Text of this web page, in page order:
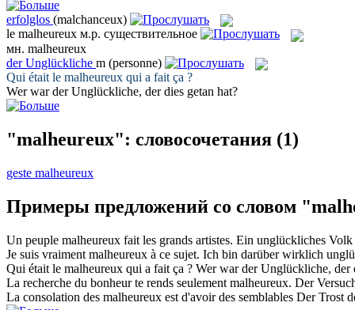
erfolglos (malchanceux)
le malheureux м.р. существительное
мн. malheureux
derUnglückliche m (personne)
Qui était le malheureux qui a fait ça ?
Wer war derUnglückliche, der dies getan hat?
"malheureux": словосочетания (1)
geste malheureux
Примеры предложений со словом
Un peuple malheureux fait les grands artistes. Ein unglückliches Volk
Je suis vraiment malheureux à ce sujet. Ich bin darüber wirklich
Qui était le malheureux qui a fait ça ? Wer war derUnglückliche, der
La recherche du bonheur te rends seulement malheureux. Der
La consolation des malheureux est d'avoir des semblables Der Trost